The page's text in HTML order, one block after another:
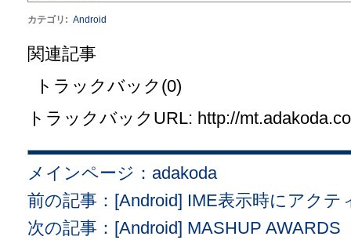
カテゴリ : Android
関連記事
トラックバック(0)
トラックバックURL: http://
メインページ：adakoda
前の記事：[Android] IME表示時にアク
次の記事：[Android] MASHUP